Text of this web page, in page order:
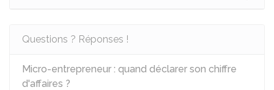
Questions ? Réponses !
Micro-entrepreneur : quand déclarer son chiffre
d'affaires ?